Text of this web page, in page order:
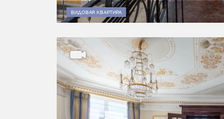
ВИДОВАЯ КВАРТИРА